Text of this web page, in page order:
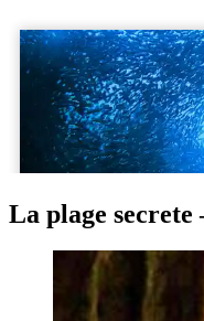
La plage secrete